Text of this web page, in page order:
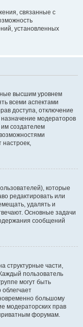
связанные с
установленных
высшим уровнем
всеми аспектами
доступа, отключение
назначение модераторов
им создателем
настроек,
которые
редактировать или
удалять и
Основные задачи
сообщений
структурные части,
пользователь
могут быть
большому
модераторских прав
форумам.